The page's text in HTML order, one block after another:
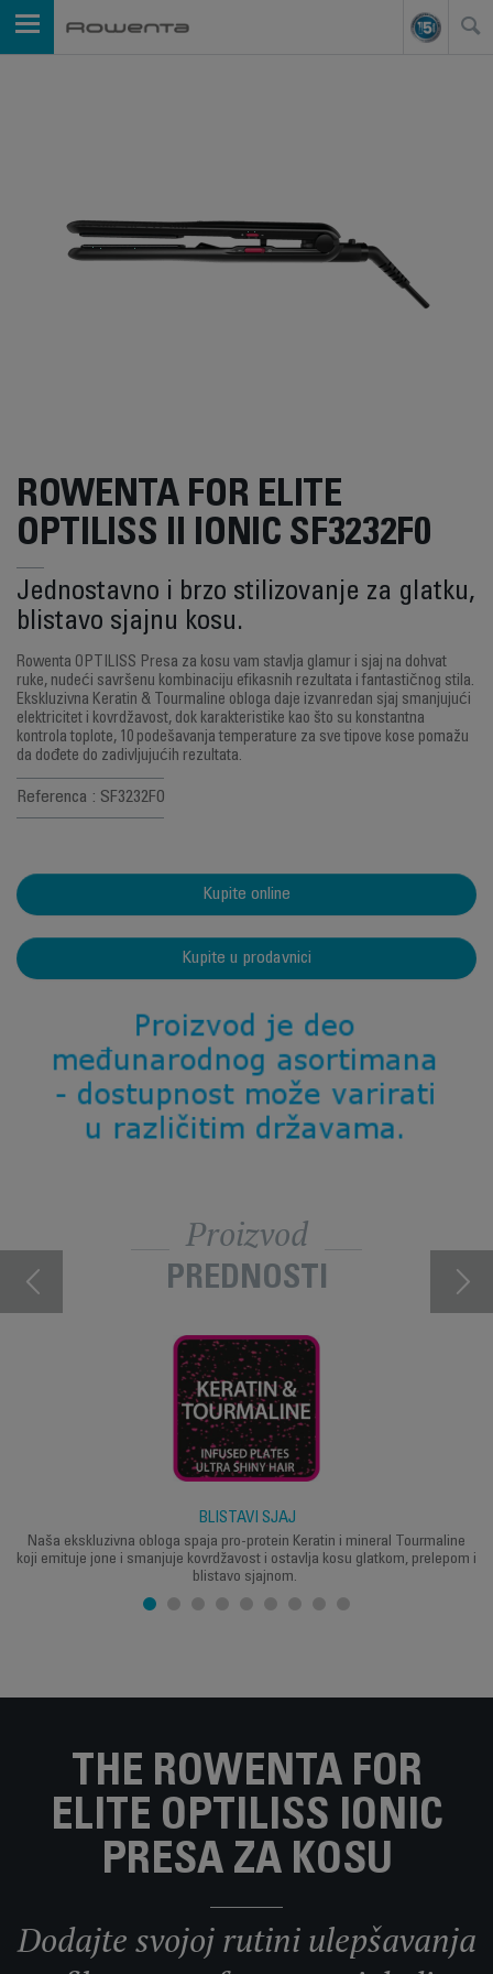
ROWENTA FOR ELITE
OPTILISS II IONIC SF3232F0
Jednostavno i brzo stilizovanje za glatku,
blistavo sjajnu kosu.
Rowenta OPTILISS Presa za kosu vam stavlja glamur i sjaj na dohvat
ruke, nudeći savršenu kombinaciju efikasnih rezultata i fantastičnog stila.
Ekskluzivna Keratin & Tourmaline obloga daje izvanredan sjaj smanjujući
elektricitet i kovrdžavost, dok karakteristike kao što su konstantna
kontrola toplote, 10 podešavanja temperature za sve tipove kose pomažu
da dođete do zadivljujućih rezultata.
Referenca : SF3232F0
Kupite online
Kupite u prodavnici
Proizvod
PREDNOSTI
BLISTAVI SJAJ
Naša ekskluzivna obloga spaja pro-protein Keratin i mineral Tourmaline
koji emituje jone i smanjuje kovrdžavost i ostavlja kosu glatkom, prelepom i
blistavo sjajnom.
THE ROWENTA FOR
ELITE OPTILISS IONIC
PRESA ZA KOSU
Dodajte svojoj rutini ulepšavanja